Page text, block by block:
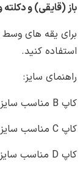
و دکلته و
های وسط باز
کنید.
سایز: